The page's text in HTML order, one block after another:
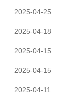
2025-04-25
2025-04-18
2025-04-15
2025-04-15
2025-04-11